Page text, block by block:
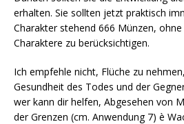
erhalten. Sie sollten jetzt praktisch
Charakter stehend 666 Münzen,
Charaktere zu berücksichtigen.
Ich empfehle nicht, Flüche zu
Gesundheit des Todes und der
wer kann dir helfen, Abgesehen von
der Grenzen (cm. Anwendung 7) è